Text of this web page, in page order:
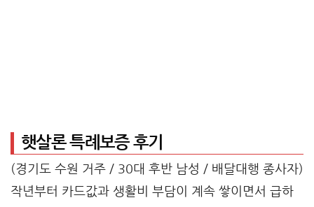
햇살론 특례보증 후기
(경기도 수원 거주 / 30대 후반 남성 / 배달대행 종사자)
작년부터 카드값과 생활비 부담이 계속 쌓이면서 급하